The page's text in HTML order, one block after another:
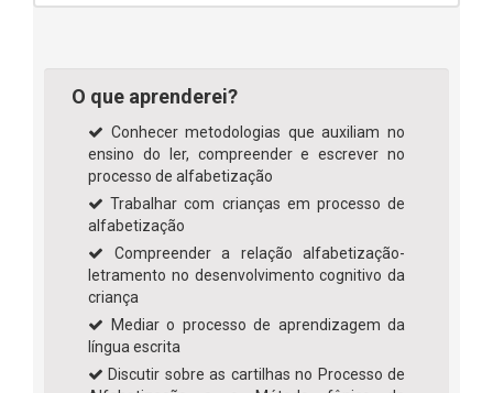
O que aprenderei?
Conhecer metodologias que auxiliam no
ensino do ler, compreender e escrever no
processo de alfabetização
Trabalhar com crianças em processo de
alfabetização
Compreender a relação alfabetização-
letramento no desenvolvimento cognitivo da
criança
Mediar o processo de aprendizagem da
língua escrita
Discutir sobre as cartilhas no Processo de